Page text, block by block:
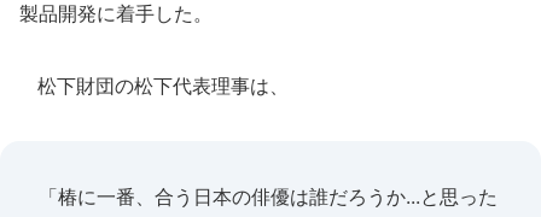
製品開発に着手した。
松下財団の松下代表理事は、
「椿に一番、合う日本の俳優は誰だろうか...と思った